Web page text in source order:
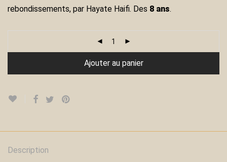
rebondissements, par Hayate Haifi. Des 8 ans.
Ajouter au panier
Description